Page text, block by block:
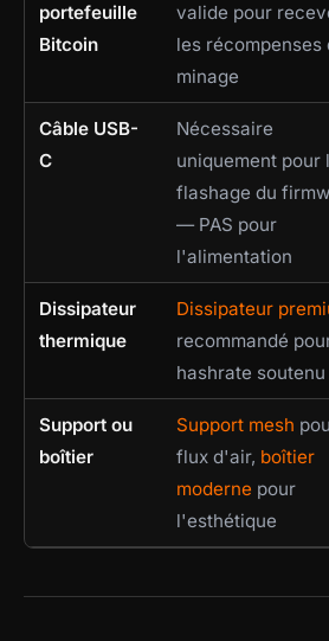
portefeuille
Bitcoin
valide pour
les récompenses
minage
Câble USB-
C
Nécessaire
uniquement pour
flashage du
— PAS pour
l'alimentation
Dissipateur
thermique
Dissipateur
recommandé
hashrate soutenu
Support ou
boîtier
Support mesh
flux d'air, boîtier
moderne pour
l'esthétique